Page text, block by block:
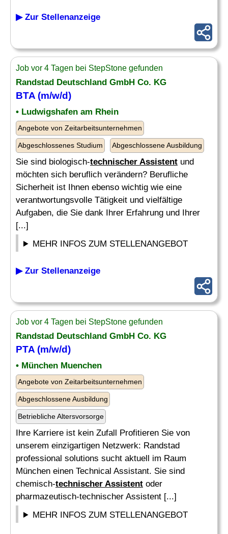
▶ Zur Stellenanzeige
Job vor 4 Tagen bei StepStone gefunden
Randstad Deutschland GmbH Co. KG
BTA (m/w/d)
• Ludwigshafen am Rhein
Angebote von Zeitarbeitsunternehmen
Abgeschlossenes Studium Abgeschlossene Ausbildung
Sie sind biologisch-technischer Assistent und
möchten sich beruflich verändern? Berufliche
Sicherheit ist Ihnen ebenso wichtig wie eine
verantwortungsvolle Tätigkeit und vielfältige
Aufgaben, die Sie dank Ihrer Erfahrung und Ihrer
[...]
MEHR INFOS ZUM STELLENANGEBOT
▶ Zur Stellenanzeige
Job vor 4 Tagen bei StepStone gefunden
Randstad Deutschland GmbH Co. KG
PTA (m/w/d)
• München Muenchen
Angebote von Zeitarbeitsunternehmen
Abgeschlossene Ausbildung
Betriebliche Altersvorsorge
Ihre Karriere ist kein Zufall Profitieren Sie von
unserem einzigartigen Netzwerk: Randstad
professional solutions sucht aktuell im Raum
München einen Technical Assistant. Sie sind
chemisch-technischer Assistent oder
pharmazeutisch-technischer Assistent [...]
MEHR INFOS ZUM STELLENANGEBOT